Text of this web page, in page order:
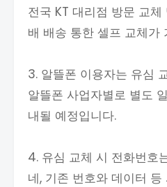
전국 KT 대리점 방문 교체
배 배송 통한 셀프 교체가
3. 알뜰폰 이용자는 유심
알뜰폰 사업자별로 별도
내될 예정입니다.
4. 유심 교체 시 전화번호
네, 기존 번호와 데이터